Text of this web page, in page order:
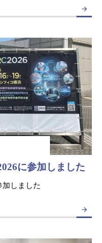
に参加しました
しました